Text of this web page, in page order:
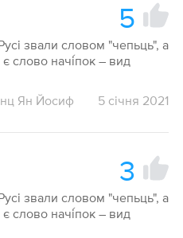
5
звали словом "чепьць", а
є слово начі́пок – вид
Ян Йосиф 5 січня 2021
3
звали словом "чепьць", а
є слово начі́пок – вид